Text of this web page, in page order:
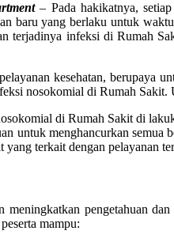
– Pada hakikatnya, setiap
baru yang berlaku untuk
terjadinya infeksi di Rumah
kesehatan, berupaya
nosokomial di Rumah
di Rumah Sakit di
untuk menghancurkan
terkait dengan pelayanan
meningkatkan pengetahuan
mampu: